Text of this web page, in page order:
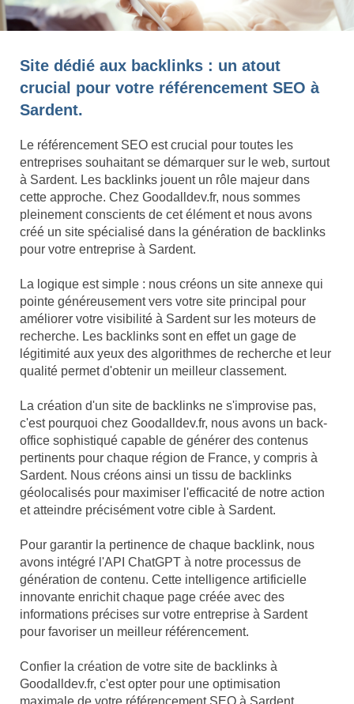
Site dédié aux backlinks : un atout
crucial pour votre référencement SEO à
Sardent.
Le référencement SEO est crucial pour toutes les
entreprises souhaitant se démarquer sur le web, surtout
à Sardent. Les backlinks jouent un rôle majeur dans
cette approche. Chez Goodalldev.fr, nous sommes
pleinement conscients de cet élément et nous avons
créé un site spécialisé dans la génération de backlinks
pour votre entreprise à Sardent.
La logique est simple : nous créons un site annexe qui
pointe généreusement vers votre site principal pour
améliorer votre visibilité à Sardent sur les moteurs de
recherche. Les backlinks sont en effet un gage de
légitimité aux yeux des algorithmes de recherche et leur
qualité permet d'obtenir un meilleur classement.
La création d'un site de backlinks ne s'improvise pas,
c'est pourquoi chez Goodalldev.fr, nous avons un back-
office sophistiqué capable de générer des contenus
pertinents pour chaque région de France, y compris à
Sardent. Nous créons ainsi un tissu de backlinks
géolocalisés pour maximiser l'efficacité de notre action
et atteindre précisément votre cible à Sardent.
Pour garantir la pertinence de chaque backlink, nous
avons intégré l'API ChatGPT à notre processus de
génération de contenu. Cette intelligence artificielle
innovante enrichit chaque page créée avec des
informations précises sur votre entreprise à Sardent
pour favoriser un meilleur référencement.
Confier la création de votre site de backlinks à
Goodalldev.fr, c'est opter pour une optimisation
maximale de votre référencement SEO à Sardent.